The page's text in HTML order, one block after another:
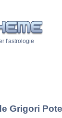
l'astrologie
Grigori